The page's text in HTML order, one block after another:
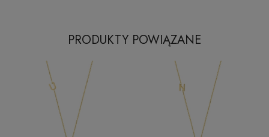
PRODUKTY POWIĄZANE